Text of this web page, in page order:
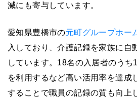
減にも寄与しています。
愛知県豊橋市の元町グループホー
入しており、介護記録を家族に自
しています。18名の入居者のうち
を利用するなど高い活用率を達成
することで職員の記録の質も向上